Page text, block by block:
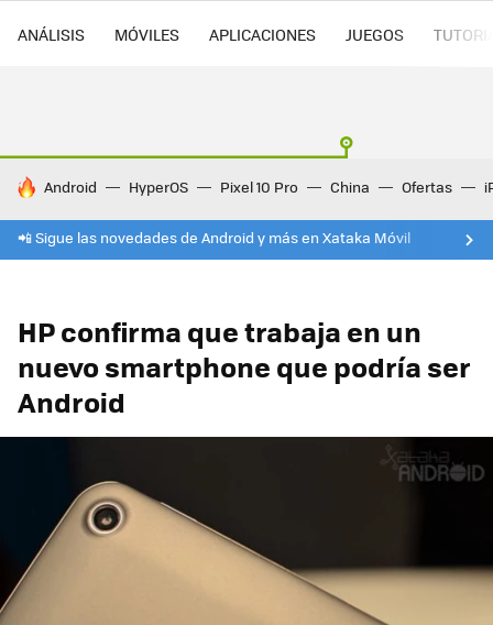
ANÁLISIS MÓVILES APLICACIONES JUEGOS
HOY SE HABLA DE
Android HyperOS Pixel 10 Pro China Ofertas
📲 Sigue las novedades de Android y más en Xataka Móvil
HP confirma que trabaja en un
nuevo smartphone que podría ser
Android